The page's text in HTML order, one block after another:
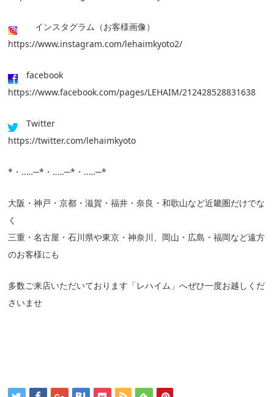
インスタグラム（お客様画像）
https://www.instagram.com/lehaimkyoto2/
facebook
https://www.facebook.com/pages/LEHAIM/212428528831638
Twitter
https://twitter.com/lehaimkyoto
*・‥…─*・‥…─*・‥…─*
大阪・神戸・京都・滋賀・福井・奈良・和歌山など近畿圏だけでな
く
三重・名古屋・石川県や東京・神奈川、岡山・広島・福岡など遠方
のお客様にも
多数ご来店いただいております「レハイム」へぜひ一度お越しくだ
さいませ